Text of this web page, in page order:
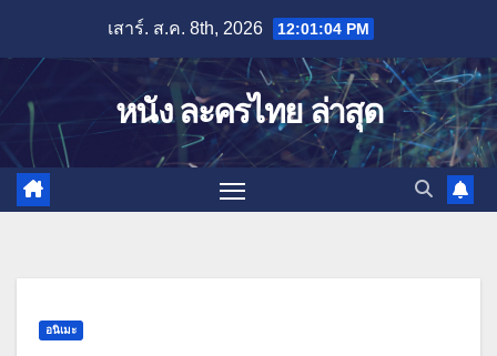
content
เสาร์. ส.ค. 8th, 2026 12:01:05 PM
หนัง ละครไทย ล่าสุด
อนิเมะ